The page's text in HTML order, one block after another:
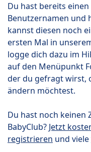
Du hast bereits einen
Benutzernamen und
kannst diesen noch
ersten Mal in
logge dich dazu im
auf den Menüpunkt
der du gefragt wirst,
ändern möchtest.
Du hast noch keinen
BabyClub? Jetzt
registrieren und viele